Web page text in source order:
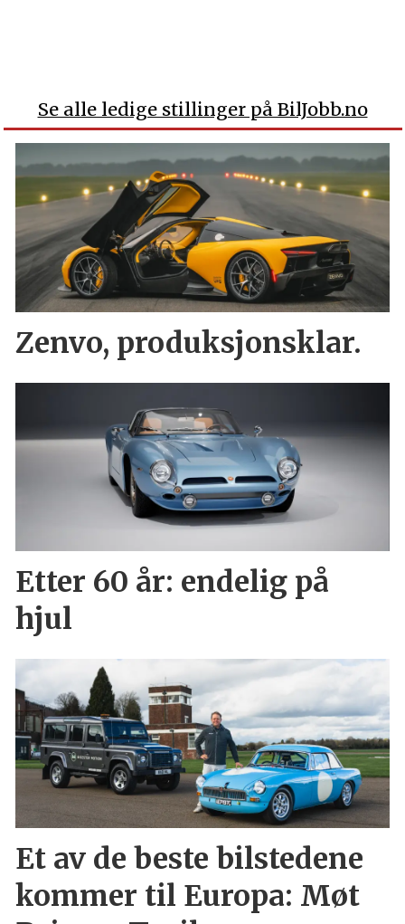
Se alle ledige stillinger på BilJobb.no
Zenvo, produksjonsklar.
Etter 60 år: endelig på
hjul
Et av de beste bilstedene
kommer til Europa: Møt